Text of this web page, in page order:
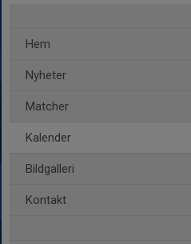
Hem
Nyheter
Matcher
Kalender
Bildgalleri
Kontakt